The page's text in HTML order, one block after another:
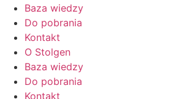
Baza wiedzy
Do pobrania
Kontakt
O Stolgen
Baza wiedzy
Do pobrania
Kontakt